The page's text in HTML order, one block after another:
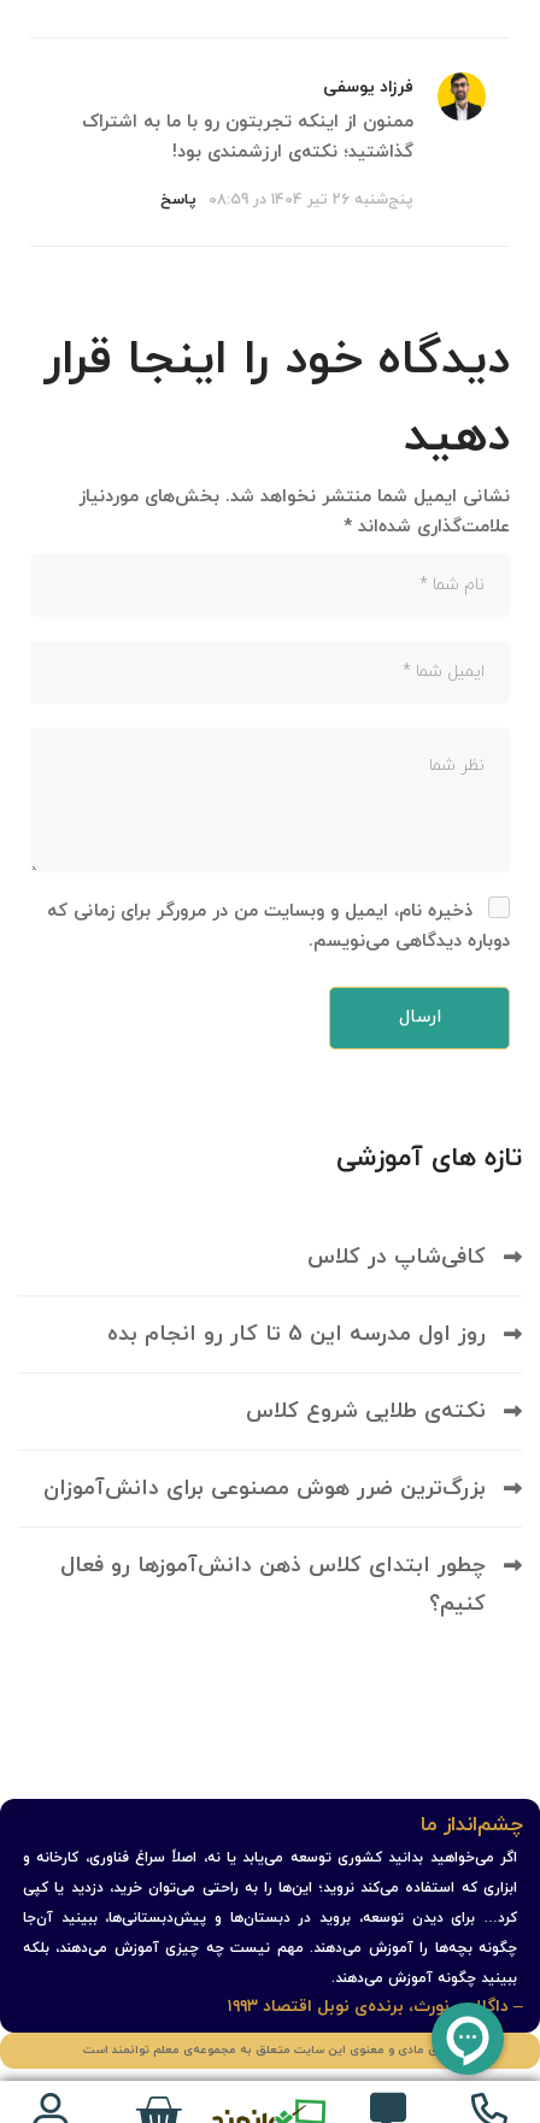
فرزاد یوسفی
ممنون از اینکه تجربتون رو با ما به اشتراک
گذاشتید؛ نکته‌ی ارزشمندی بود!
پنج‌شنبه 26 تیر 1404 در 08:59 پاسخ
دیدگاه خود را اینجا قرار
دهید
نشانی ایمیل شما منتشر نخواهد شد. بخش‌های موردنیاز
علامت‌گذاری شده‌اند *
ذخیره نام، ایمیل و وبسایت من در مرورگر برای زمانی که
دوباره دیدگاهی می‌نویسم.
تازه های آموزشی
کافی‌شاپ در کلاس
روز اول مدرسه این 5 تا کار رو انجام بده
نکته‌ی طلایی شروع کلاس
بزرگ‌ترین ضرر هوش مصنوعی برای دانش‌آموزان
چطور ابتدای کلاس ذهن دانش‌آموزها رو فعال
کنیم؟
چشم‌انداز ما
اگر می‌خواهید بدانید کشوری توسعه می‌یابد یا نه، اصلاً سراغ فناوری، کارخانه و
ابزاری که استفاده می‌کند نروید؛ این‌ها را به راحتی می‌توان خرید، دزدید یا کپی
کرد… برای دیدن توسعه، بروید در دبستان‌ها و پیش‌دبستانی‌ها، ببینید آن‌جا
چگونه بچه‌ها را آموزش می‌دهند. مهم نیست چه چیزی آموزش می‌دهند، بلکه
ببینید چگونه آموزش می‌دهند.
– داگلاس نورث، برنده‌ی نوبل اقتصاد ۱۹۹۳
حقوق مادی و معنوی این سایت متعلق به مجموعه‌ی معلم توانمند است